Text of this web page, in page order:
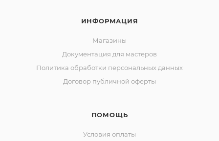
ИНФОРМАЦИЯ
Магазины
Документация для мастеров
Политика обработки персональных данных
Договор публичной оферты
ПОМОЩЬ
Условия оплаты